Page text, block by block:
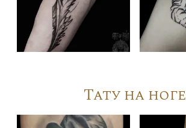
Тату на ноге